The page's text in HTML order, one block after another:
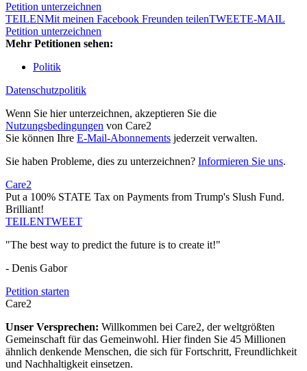
Petition unterzeichnen
TEILENMit meinen Facebook Freunden teilenTWEETE-MAIL
Petition unterzeichnen
Mehr Petitionen sehen:
Politik
Datenschutzpolitik
Wenn Sie hier unterzeichnen, akzeptieren Sie die
Nutzungsbedingungen von Care2
Sie können Ihre E-Mail-Abonnements jederzeit verwalten.
Sie haben Probleme, dies zu unterzeichnen? Informieren Sie uns.
Care2
Put a 100% STATE Tax on Payments from Trump's Slush Fund.
Brilliant!
TEILENTWEET
"The best way to predict the future is to create it!"
- Denis Gabor
Petition starten
Care2
Unser Versprechen: Willkommen bei Care2, der weltgrößten
Gemeinschaft für das Gemeinwohl. Hier finden Sie 45 Millionen
ähnlich denkende Menschen, die sich für Fortschritt, Freundlichkeit
und Nachhaltigkeit einsetzen.